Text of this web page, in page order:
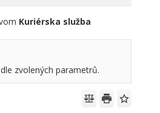
Kuriérska služba
zvolených parametrů.